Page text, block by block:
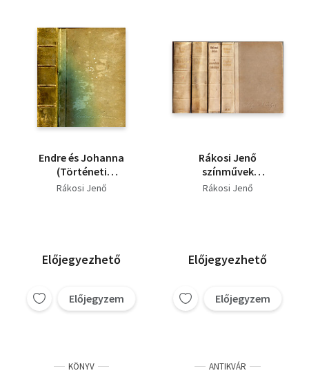
Endre és Johanna
(Történeti
szomorujáték öt
Rákosi Jenő
Előjegyezhető
Előjegyzem
Rákosi Jenő
színművek
(4db.):Tágma királyné
Rákosi Jenő
Előjegyezhető
Előjegyzem
KÖNYV ANTIKVÁR